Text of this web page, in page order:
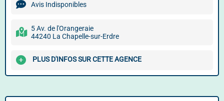
Avis Indisponibles
5 Av. de l'Orangeraie
44240 La Chapelle-sur-Erdre
PLUS D'INFOS SUR CETTE AGENCE